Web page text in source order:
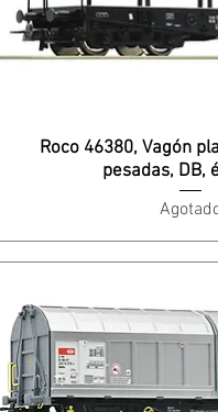
Roco 46380, Vagón
pesadas, DB,